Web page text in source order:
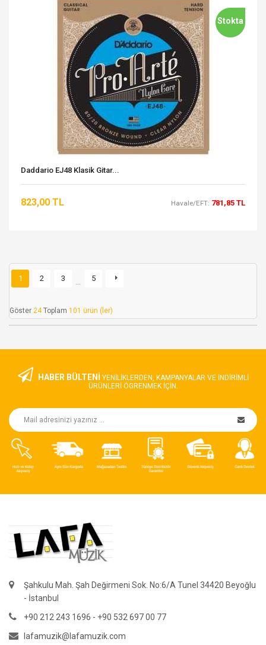
Stokta
Daddario EJ48 Klasik Gitar...
823,00 TL Havale/EFT: 781,85 TL
1 2 3 … 5
Göster 24Toplam 101 ürün (ler)
HABER BÜLTENİ YENILIKLERDEN, KAMPANYALAR VE INDIRIMLI
ÜRÜNLERI ÖGRENMEK IÇIN.
Şahkulu Mah. Şah Değirmeni Sok. No:6/A Tunel 34420 Beyoğlu
- İstanbul
+90 212 243 1696 - +90 532 697 00 77
lafamuzik@lafamuzik.com